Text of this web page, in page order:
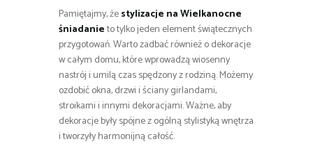
Pamiętajmy, żestylizacje na Wielkanocne
śniadanieto tylko jeden element świątecznych
przygotowań. Warto zadbać również o dekoracje
w całym domu, które wprowadzą wiosenny
nastrój i umilą czas spędzony z rodziną. Możemy
ozdobić okna, drzwi i ściany girlandami,
stroikami i innymi dekoracjami. Ważne, aby
dekoracje były spójne z ogólną stylistyką wnętrza
i tworzyły harmonijną całość.